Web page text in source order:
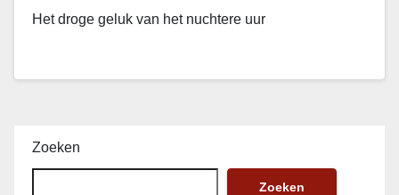
Het droge geluk van het nuchtere uur
Zoeken
Zoeken